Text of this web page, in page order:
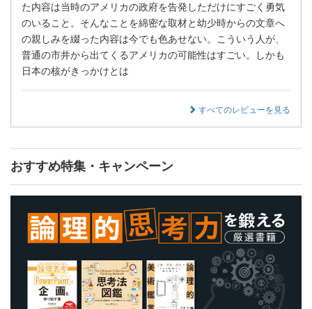
た内容は当時のアメリカの政府を告発しただけにすごく勇気
のいること。そんなことを綿密な取材と幼少時からの文章へ
の親しみを綴った内容は今でも色あせない。こういう人が、
普通の市井から出てくるアメリカの可能性はすごい。しかも
日本の核がきっかけとは
すべてのレビューを見る
おすすめ特集・キャンペーン